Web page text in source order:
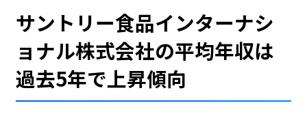
サントリー食品インターナシ
ョナル株式会社の平均年収は
過去5年で上昇傾向